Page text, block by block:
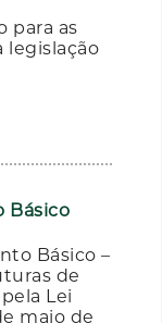
para as
legislação
Básico
Básico –
de
Lei
maio de